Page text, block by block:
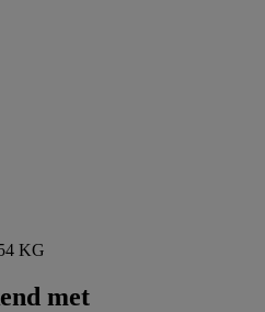
KG
met